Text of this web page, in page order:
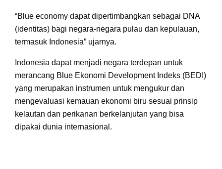
“Blue economy dapat dipertimbangkan sebagai DNA
(identitas) bagi negara-negara pulau dan kepulauan,
termasuk Indonesia” ujarnya.
Indonesia dapat menjadi negara terdepan untuk
merancang Blue Ekonomi Development Indeks (BEDI)
yang merupakan instrumen untuk mengukur dan
mengevaluasi kemauan ekonomi biru sesuai prinsip
kelautan dan perikanan berkelanjutan yang bisa
dipakai dunia internasional.